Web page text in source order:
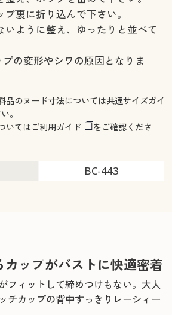
裏に折り込んで下さい。
いように整え、ゆったりと並べて
の変形やシワの原因となりま
品のヌード寸法については共通サイズガイ
。
いてはご利用ガイド
をご確認くださ
BC-443
カップがバストに快適密着
フィットして締めつけもない。 大人
チカップの背中すっきりレーシィー